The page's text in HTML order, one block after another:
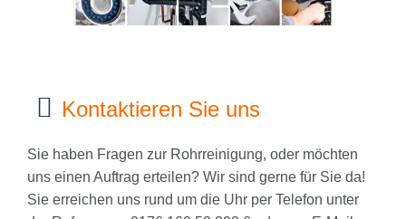
Kontaktieren Sie uns
Sie haben Fragen zur Rohrreinigung, oder möchten
uns einen Auftrag erteilen? Wir sind gerne für Sie da!
Sie erreichen uns rund um die Uhr per Telefon unter